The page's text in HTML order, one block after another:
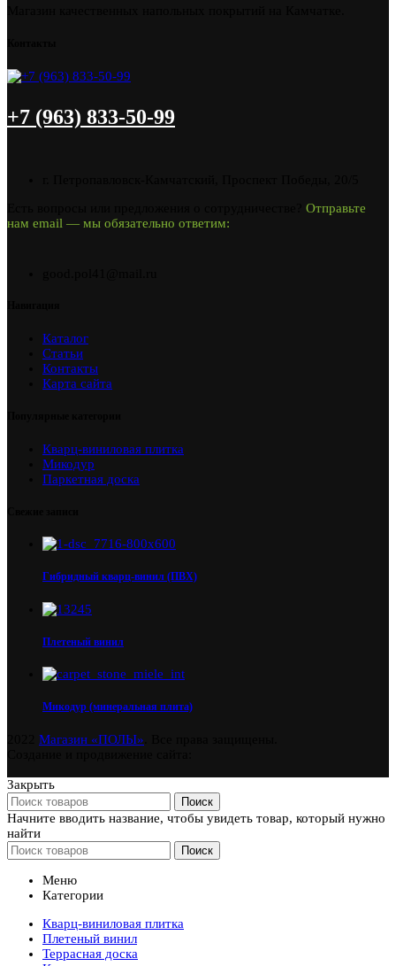
+7 (963) 833-50-99
Отправьте
нам email — мы обязательно ответим:
Каталог
Статьи
Контакты
Карта сайта
Кварц-виниловая плитка
Микодур
Паркетная доска
Гибридный кварц-винил (ПВХ)
Плетеный винил
Микодур (минеральная плита)
Магазин «ПОЛЫ»
Закрыть
Поиск
Начните вводить название, чтобы увидеть товар, который нужно
найти
Поиск
Меню
Категории
Кварц-виниловая плитка
Плетеный винил
Террасная доска